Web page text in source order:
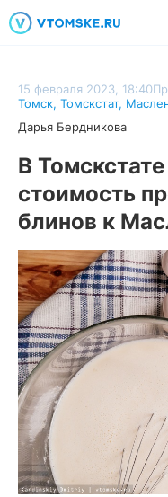
15 февраля 2023, 18:40
Томск, Томскстат,
Дарья Бердникова
В
стоимость
блинов к